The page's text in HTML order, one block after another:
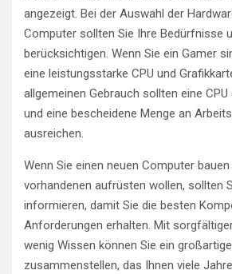
angezeigt. Bei der Auswahl der
Computer sollten Sie Ihre Bedürfnisse
berücksichtigen. Wenn Sie ein Gamer
eine leistungsstarke CPU und
allgemeinen Gebrauch sollten eine
und eine bescheidene Menge an
ausreichen.
Wenn Sie einen neuen Computer
vorhandenen aufrüsten wollen, sollten
informieren, damit Sie die besten
Anforderungen erhalten. Mit
wenig Wissen können Sie ein
zusammenstellen, das Ihnen viele